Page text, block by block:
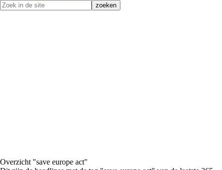
Overzicht "save europe act"